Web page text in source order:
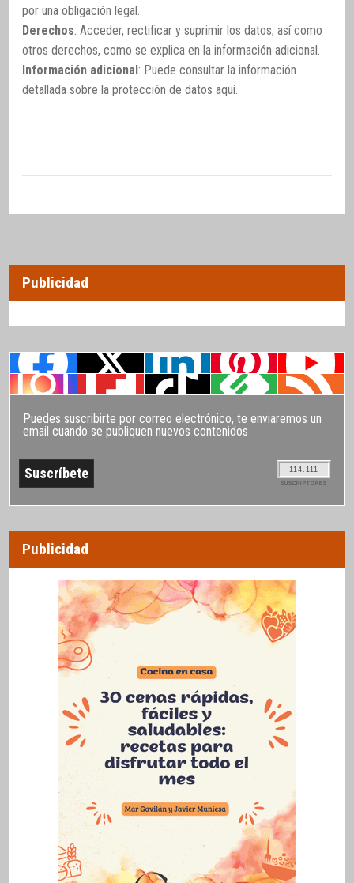
por una obligación legal.
Derechos: Acceder, rectificar y suprimir los datos, así como
otros derechos, como se explica en la información adicional.
Información adicional: Puede consultar la información
detallada sobre la protección de datos aquí.
Publicidad
Puedes suscribirte por correo electrónico, te enviaremos un
email cuando se publiquen nuevos contenidos
114.111
SUSCRIPTORES
Publicidad